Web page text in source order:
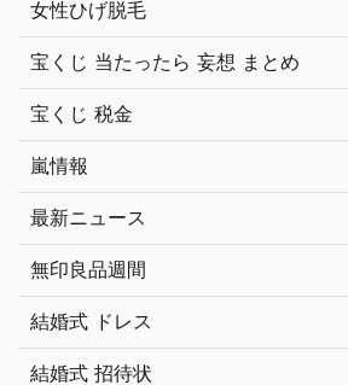
女性ひげ脱毛
宝くじ 当たったら 妄想 まとめ
宝くじ 税金
嵐情報
最新ニュース
無印良品週間
結婚式 ドレス
結婚式 招待状